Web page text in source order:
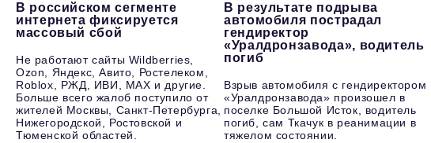
В российском сегменте
интернета фиксируется
массовый сбой
Не работают сайты Wildberries,
Ozon, Яндекс, Авито, Ростелеком,
Roblox, РЖД, ИВИ, MAX и другие.
Больше всего жалоб поступило от
жителей Москвы, Санкт-Петербурга,
Нижегородской, Ростовской и
Тюменской областей.
В результате подрыва
автомобиля пострадал
гендиректор
«Уралдронзавода», водитель
погиб
Взрыв автомобиля с гендиректором
«Уралдронзавода» произошел в
поселке Большой Исток, водитель
погиб, сам Ткачук в реанимации в
тяжелом состоянии.